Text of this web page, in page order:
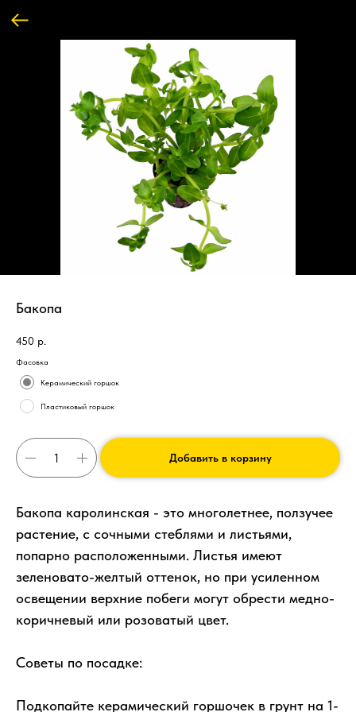
Бакопа
450 р.
Фасовка
Керамический горшок
Пластиковый горшок
Добавить в корзину
Бакопа каролинская - это многолетнее, ползучее
растение, с сочными стеблями и листьями,
попарно расположенными. Листья имеют
зеленовато-желтый оттенок, но при усиленном
освещении верхние побеги могут обрести медно-
коричневый или розоватый цвет.
Советы по посадке:
Подкопайте керамический горшочек в грунт на 1-